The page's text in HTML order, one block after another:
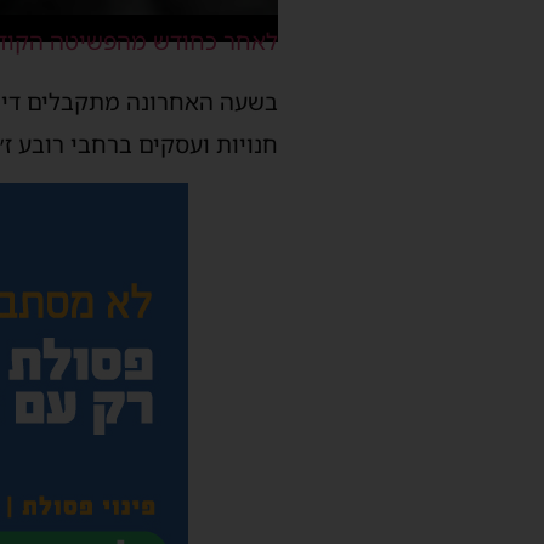
לאחר כחודש מהפשיטה
בשעה האחרונה מתקבלים
חנויות ועסקים ברחבי רובע